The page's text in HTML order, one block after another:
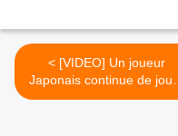
< [VIDEO] Un joueur
Japonais continue de jouer
à call of duty malgré le